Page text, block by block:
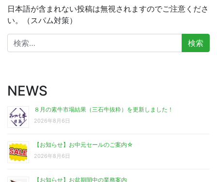
日本語が含まれない投稿は無視されますのでご注意くださ
い。（スパム対策）
検
索:
NEWS
８月の素牛市場結果（三石牛抜粋）を更新しました！
2026年8月6日
【お知らせ】お中元セールのご案内☆
2026年8月6日
【お知らせ】お盆期間中の業務案内